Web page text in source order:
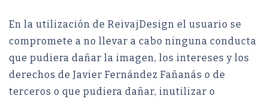
En la utilización de ReivajDesign el usuario se
compromete a no llevar a cabo ninguna conducta
que pudiera dañar la imagen, los intereses y los
derechos de Javier Fernández Fañanás o de
terceros o que pudiera dañar, inutilizar o